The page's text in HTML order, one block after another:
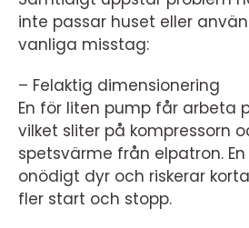
inte passar huset eller
vanliga misstag:
– Felaktig dimensionering
En för liten pump får arbeta
vilket sliter på kompressorn
spetsvärme från elpatron.
onödigt dyr och riskerar
fler start och stopp.